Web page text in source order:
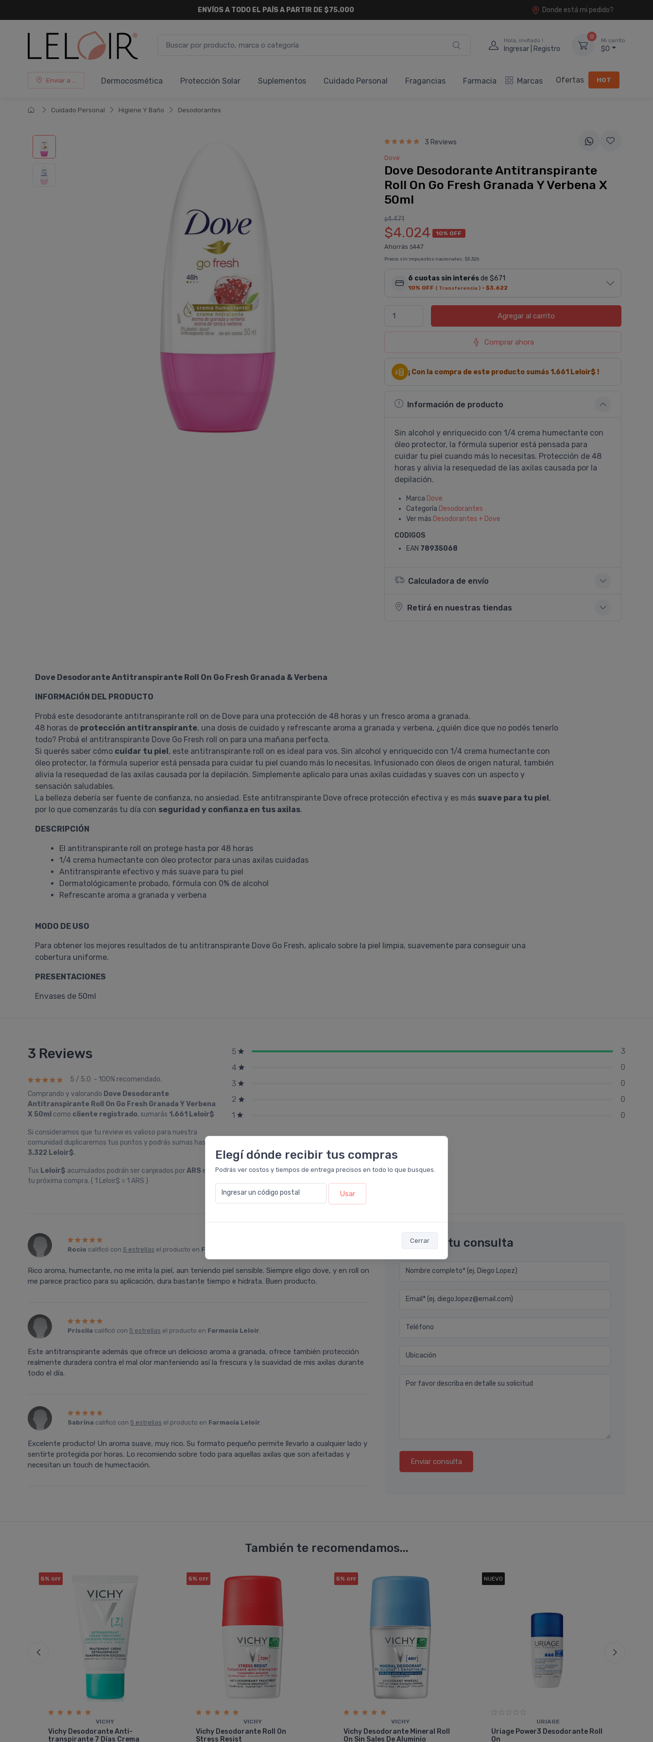
Elegí dónde recibir tus compras
Podrás ver costos y tiempos de entrega precisos en todo lo que busques.
Ingresar un código postal Usar
Cerrar
Donde está mi pedido?
Hola, invitado !
Ingresar | Registro
0
Mi carrito
$0
Enviar a ... Dermocosmética Protección Solar Suplementos Cuidado Personal Fragancias Farmacia Marcas Ofertas HOT
Cuidado Personal Higiene Y Baño Desodorantes
3 Reviews
Dove
Dove Desodorante Antitranspirante
Roll On Go Fresh Granada Y Verbena X
50ml
$4.471
$4.024 10% OFF
Ahorrás $447
Precio sin impuestos nacionales: $3.326
6 cuotas sin interésde $671
10% OFF ( Transferencia )· $3.622
Agregaral carrito
Comprar ahora
¡ Con la compra de este producto sumás 1.661 Leloir$ !
Información de producto
Sin alcohol y enriquecido con 1/4 crema humectante con
óleo protector, la fórmula superior está pensada para
cuidar tu piel cuando más lo necesitas. Protección de 48
horas y alivia la resequedad de las axilas causada por la
depilación.
Marca Dove
Categoría Desodorantes
Ver más Desodorantes + Dove
CODIGOS
EAN 78935068
Calculadora de envío
Retirá en nuestras tiendas
Dove Desodorante Antitranspirante Roll On Go Fresh Granada & Verbena
INFORMACIÓN DEL PRODUCTO
Probá este desodorante antitranspirante roll on de Dove para una protección de 48 horas y un fresco aroma a granada.
48 horas de protección antitranspirante, una dosis de cuidado y refrescante aroma a granada y verbena, ¿quién dice que no podés tenerlo
todo? Probá el antitranspirante Dove Go Fresh roll on para una mañana perfecta.
Si querés saber cómo cuidar tu piel, este antitranspirante roll on es ideal para vos. Sin alcohol y enriquecido con 1/4 crema humectante con
óleo protector, la fórmula superior está pensada para cuidar tu piel cuando más lo necesitas. Infusionado con óleos de origen natural, también
alivia la resequedad de las axilas causada por la depilación. Simplemente aplicalo para unas axilas cuidadas y suaves con un aspecto y
sensación saludables.
La belleza debería ser fuente de confianza, no ansiedad. Este antitranspirante Dove ofrece protección efectiva y es más suave para tu piel,
por lo que comenzarás tu día con seguridad y confianza en tus axilas.
DESCRIPCIÓN
El antitranspirante roll on protege hasta por 48 horas
1/4 crema humectante con óleo protector para unas axilas cuidadas
Antitranspirante efectivo y más suave para tu piel
Dermatológicamente probado, fórmula con 0% de alcohol
Refrescante aroma a granada y verbena
MODO DE USO
Para obtener los mejores resultados de tu antitranspirante Dove Go Fresh, aplicalo sobre la piel limpia, suavemente para conseguir una
cobertura uniforme.
PRESENTACIONES
Envases de 50ml
3 Reviews
5 / 5.0 - 100% recomendado.
Comprando y valorando Dove Desodorante
Antitranspirante Roll On Go Fresh Granada Y Verbena
X 50ml como cliente registrado, sumarás 1.661 Leloir$
Si consideramos que tu review es valioso para nuestra
comunidad duplicaremos tus puntos y podrás sumas hasta
3.322 Leloir$.
Tus Leloir$ acumulados podrán ser canjeados porARS en
tu próxima compra. ( 1 Leloir$ = 1 ARS )
5
3
4
0
3
0
2
0
1
0
Rocio calificó con 5 estrellas el producto en Farmacia Leloir
Rico aroma, humectante, no me irrita la piel, aun teniendo piel sensible. Siempre eligo dove, y en roll on
me parece practico para su aplicación, dura bastante tiempo e hidrata. Buen producto.
Priscila calificó con 5 estrellas el producto en Farmacia Leloir.
Este antitranspirante además que ofrece un delicioso aroma a granada, ofrece también protección
realmente duradera contra el mal olor manteniendo así la frescura y la suavidad de mis axilas durante
todo el día.
Sabrina calificó con 5 estrellas el producto en Farmacia Leloir.
Excelente producto! Un aroma suave, muy rico. Su formato pequeño permite llevarlo a cualquier lado y
sentirte protegida por horas. Lo recomiendo sobre todo para aquellas axilas que son afeitadas y
necesitan un touch de humectación.
Déjanos tu consulta
Nombre completo* (ej. Diego Lopez)
Email* (ej. diego.lopez@email.com)
Teléfono
Ubicación
Por favor describa en detalle su solicitud
Enviar consulta
También te recomendamos...
5% OFF
VICHY
Vichy Desodorante Anti-
transpirante 7 Dí­as Crema
5% OFF
VICHY
Vichy Desodorante Roll On
Stress Resist
5% OFF
VICHY
Vichy Desodorante Mineral Roll
On Sin Sales De Aluminio
NUEVO
URIAGE
Uriage Power3 Desodorante Roll
On